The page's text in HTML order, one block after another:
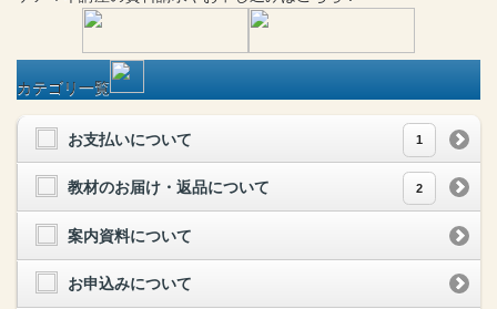
カテゴリ一覧
お支払いについて 1
教材のお届け・返品について 2
案内資料について
お申込みについて